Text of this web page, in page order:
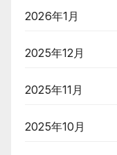
2026年1月
2025年12月
2025年11月
2025年10月